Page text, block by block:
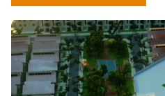
du khách.